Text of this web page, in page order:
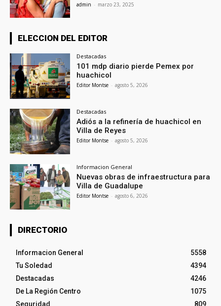
admin - marzo 23, 2025
ELECCION DEL EDITOR
Destacadas
101 mdp diario pierde Pemex por
huachicol
Editor Montse - agosto 5, 2026
Destacadas
Adiós a la refinería de huachicol en
Villa de Reyes
Editor Montse - agosto 5, 2026
Informacion General
Nuevas obras de infraestructura para
Villa de Guadalupe
Editor Montse - agosto 6, 2026
DIRECTORIO
Informacion General
5558
Tu Soledad
4394
Destacadas
4246
De La Región Centro
1075
Seguridad
809